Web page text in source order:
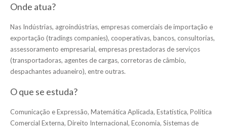
Onde atua?
Nas Indústrias, agroindústrias, empresas comerciais de importação e
exportação (tradings companies), cooperativas, bancos, consultorias,
assessoramento empresarial, empresas prestadoras de serviços
(transportadoras, agentes de cargas, corretoras de câmbio,
despachantes aduaneiro), entre outras.
O que se estuda?
Comunicação e Expressão, Matemática Aplicada, Estatística, Política
Comercial Externa, Direito Internacional, Economia, Sistemas de